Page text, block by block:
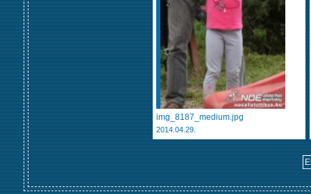
img_8187_medium.jpg
2014.04.29.